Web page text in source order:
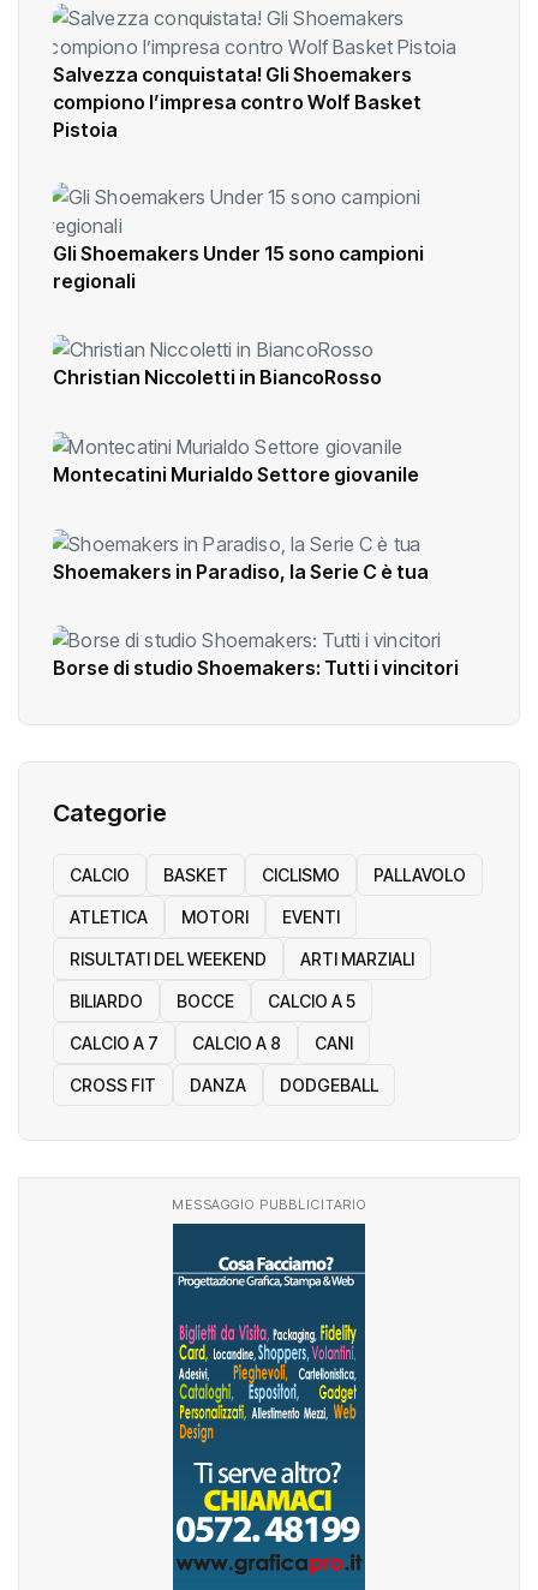
Salvezza conquistata! Gli Shoemakers
compiono l’impresa contro Wolf Basket
Pistoia
Gli Shoemakers Under 15 sono campioni
regionali
Christian Niccoletti in BiancoRosso
Montecatini Murialdo Settore giovanile
Shoemakers in Paradiso, la Serie C è tua
Borse di studio Shoemakers: Tutti i vincitori
Categorie
CALCIO BASKET CICLISMO PALLAVOLO
ATLETICA MOTORI EVENTI
RISULTATI DEL WEEKEND ARTI MARZIALI
BILIARDO BOCCE CALCIO A 5
CALCIO A 7 CALCIO A 8 CANI
CROSS FIT DANZA DODGEBALL
MESSAGGIO PUBBLICITARIO